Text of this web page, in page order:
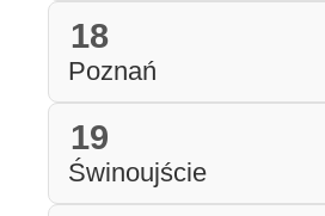
18
Poznań
19
Świnoujście